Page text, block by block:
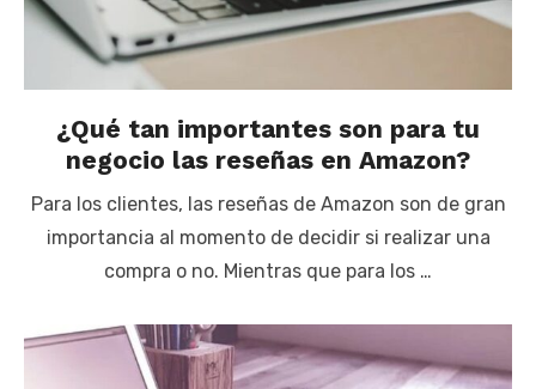
¿Qué tan importantes son para tu
negocio las reseñas en Amazon?
Para los clientes, las reseñas de Amazon son de gran
importancia al momento de decidir si realizar una
compra o no. Mientras que para los …